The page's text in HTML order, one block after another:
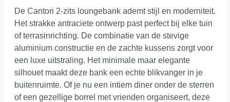
De Cantori 2-zits loungebank ademt stijl en moderniteit.
Het strakke antraciete ontwerp past perfect bij elke tuin
of terrasinrichting. De combinatie van de stevige
aluminium constructie en de zachte kussens zorgt voor
een luxe uitstraling. Het minimale maar elegante
silhouet maakt deze bank een echte blikvanger in je
buitenruimte. Of je nu een intiem diner onder de sterren
of een gezellige borrel met vrienden organiseert, deze